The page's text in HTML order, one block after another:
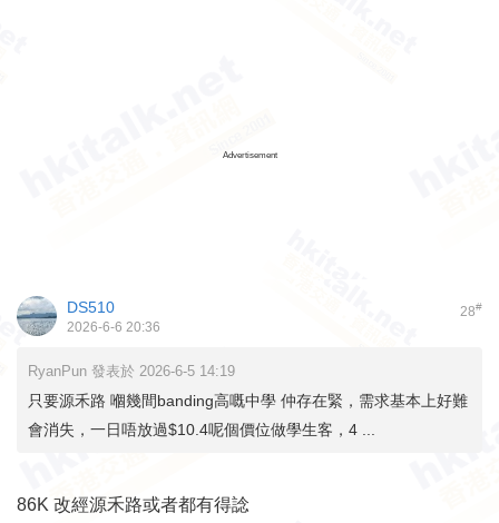
Advertisement
28#
DS510
2026-6-6 20:36
RyanPun 發表於 2026-6-5 14:19
只要源禾路 嗰幾間banding高嘅中學 仲存在緊，需求基本上好難
會消失，一日唔放過$10.4呢個價位做學生客，4 ...
86K 改經源禾路或者都有得諗